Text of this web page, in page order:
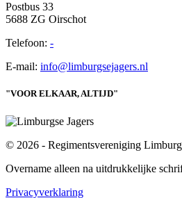
Postbus 33
5688 ZG Oirschot
Telefoon: -
E-mail: info@limburgsejagers.nl
"VOOR ELKAAR, ALTIJD"
© 2026 - Regimentsvereniging
Overname alleen na uitdrukkelijke
Privacyverklaring